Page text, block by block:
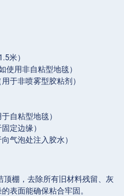
米）
使用非自粘型地毯）
于非喷雾型胶粘剂）
自粘型地毯）
定边缘）
气泡处注入胶水）
顶棚，去除所有旧材料残留、灰
表面能确保粘合牢固。